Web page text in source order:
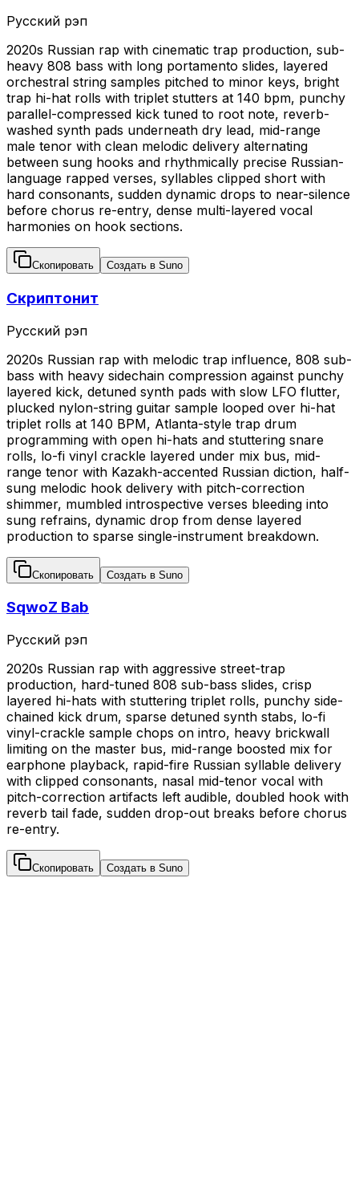
Русский рэп
2020s Russian rap with cinematic trap production, sub-
heavy 808 bass with long portamento slides, layered
orchestral string samples pitched to minor keys, bright
trap hi-hat rolls with triplet stutters at 140 bpm, punchy
parallel-compressed kick tuned to root note, reverb-
washed synth pads underneath dry lead, mid-range
male tenor with clean melodic delivery alternating
between sung hooks and rhythmically precise Russian-
language rapped verses, syllables clipped short with
hard consonants, sudden dynamic drops to near-silence
before chorus re-entry, dense multi-layered vocal
harmonies on hook sections.
Скопировать Создать в Suno
Скриптонит
Русский рэп
2020s Russian rap with melodic trap influence, 808 sub-
bass with heavy sidechain compression against punchy
layered kick, detuned synth pads with slow LFO flutter,
plucked nylon-string guitar sample looped over hi-hat
triplet rolls at 140 BPM, Atlanta-style trap drum
programming with open hi-hats and stuttering snare
rolls, lo-fi vinyl crackle layered under mix bus, mid-
range tenor with Kazakh-accented Russian diction, half-
sung melodic hook delivery with pitch-correction
shimmer, mumbled introspective verses bleeding into
sung refrains, dynamic drop from dense layered
production to sparse single-instrument breakdown.
Скопировать Создать в Suno
SqwoZ Bab
Русский рэп
2020s Russian rap with aggressive street-trap
production, hard-tuned 808 sub-bass slides, crisp
layered hi-hats with stuttering triplet rolls, punchy side-
chained kick drum, sparse detuned synth stabs, lo-fi
vinyl-crackle sample chops on intro, heavy brickwall
limiting on the master bus, mid-range boosted mix for
earphone playback, rapid-fire Russian syllable delivery
with clipped consonants, nasal mid-tenor vocal with
pitch-correction artifacts left audible, doubled hook with
reverb tail fade, sudden drop-out breaks before chorus
re-entry.
Скопировать Создать в Suno